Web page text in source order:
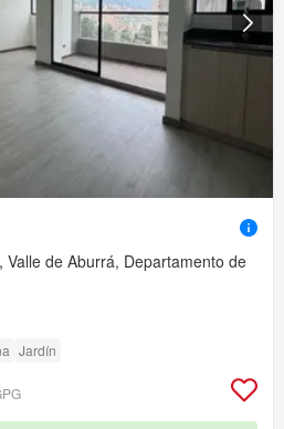
Valle de Aburrá, Departamento de
Jardín